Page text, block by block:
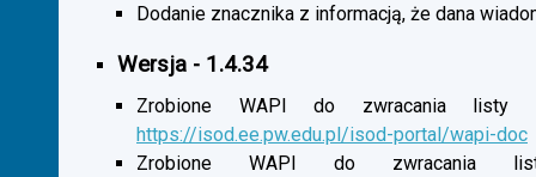
Dodanie znacznika z informacją, że dana
Wersja - 1.4.34
Zrobione WAPI do zwracania listy
https://isod.ee.pw.edu.pl/isod-portal/wapi-doc
Zrobione WAPI do zwracania listy